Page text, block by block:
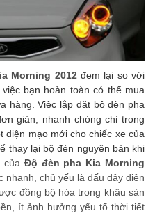
Morning 2012đem lại so với
bạn hoàn toàn có thể mua
hàng. Việc lắp đặt bộ đèn pha
giản, nhanh chóng chỉ trong
diện mạo mới cho chiếc xe của
thay lại bộ đèn nguyên bản khi
của Độ đèn pha Kia Morning
nhanh, chủ yếu là đấu dây điện
đồng bộ hóa trong khâu sản
ít ảnh hưởng yếu tố thời tiết